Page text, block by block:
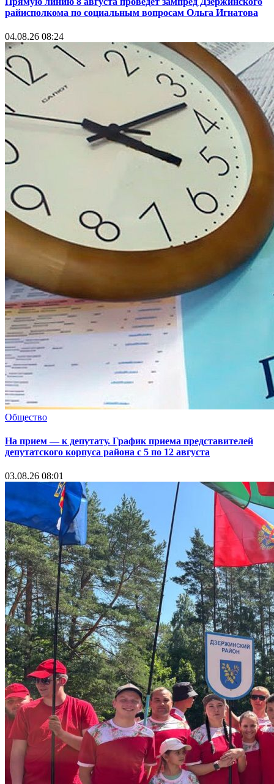
райисполкома по социальным вопросам Ольга Игнатова
04.08.26 08:24
Общество
На прием — к депутату. График приема представителей
депутатского корпуса района с 5 по 12 августа
03.08.26 08:01